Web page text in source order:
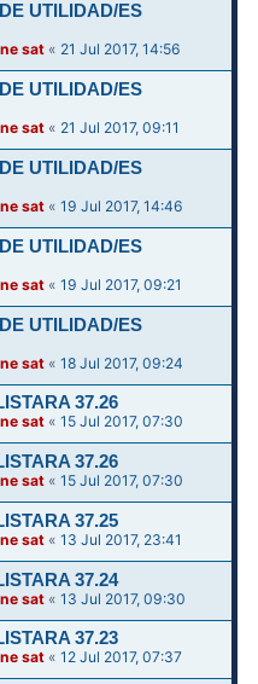
UTILIDAD/ES
sat « 21 Jul 2017, 14:56
UTILIDAD/ES
sat « 21 Jul 2017, 09:11
UTILIDAD/ES
sat «19 Jul 2017, 14:46
UTILIDAD/ES
sat «19 Jul 2017, 09:21
UTILIDAD/ES
sat «18 Jul 2017, 09:24
37.26
sat «15 Jul 2017, 07:30
37.26
sat «15 Jul 2017, 07:30
37.25
sat «13 Jul 2017, 23:41
37.24
sat «13 Jul 2017, 09:30
37.23
sat «12 Jul 2017, 07:37